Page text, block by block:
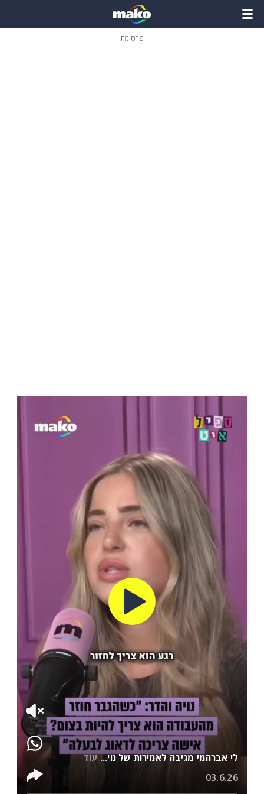
פרסומת
לי אברהמי מגיבה לאמירות של נוי... עוד
03.6.26